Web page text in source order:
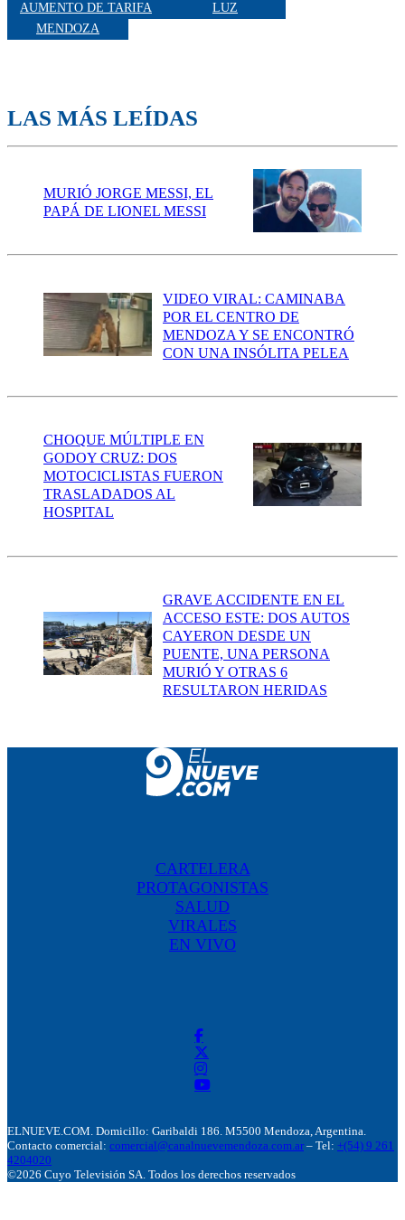
AUMENTO DE TARIFA
LUZ
MENDOZA
LAS MÁS LEÍDAS
MURIÓ JORGE MESSI, EL
PAPÁ DE LIONEL MESSI
VIDEO VIRAL: CAMINABA
POR EL CENTRO DE
MENDOZA Y SE ENCONTRÓ
CON UNA INSÓLITA PELEA
CHOQUE MÚLTIPLE EN
GODOY CRUZ: DOS
MOTOCICLISTAS FUERON
TRASLADADOS AL
HOSPITAL
GRAVE ACCIDENTE EN EL
ACCESO ESTE: DOS AUTOS
CAYERON DESDE UN
PUENTE, UNA PERSONA
MURIÓ Y OTRAS 6
RESULTARON HERIDAS
CARTELERA
PROTAGONISTAS
SALUD
VIRALES
EN VIVO
ELNUEVE.COM. Domicillo: Garibaldi 186. M5500 Mendoza, Argentina.
Contacto comercial: comercial@canalnuevemendoza.com.ar – Tel: +(54) 9 261
4204020
©2026 Cuyo Televisión SA. Todos los derechos reservados